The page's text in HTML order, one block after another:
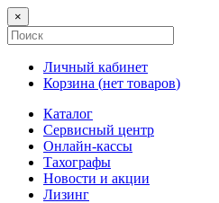
×
Личный кабинет
Корзина (нет товаров)
Каталог
Сервисный центр
Онлайн-кассы
Тахографы
Новости и акции
Лизинг